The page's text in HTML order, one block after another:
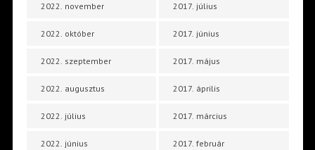
2022. november
2022. október
2022. szeptember
2022. augusztus
2022. július
2022. június
2017. július
2017. június
2017. május
2017. április
2017. március
2017. február